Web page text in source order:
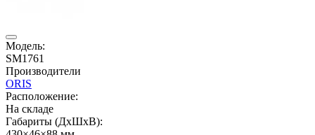
Модель:
SM1761
Производители
ORIS
Расположение:
На складе
Габариты (ДхШхВ):